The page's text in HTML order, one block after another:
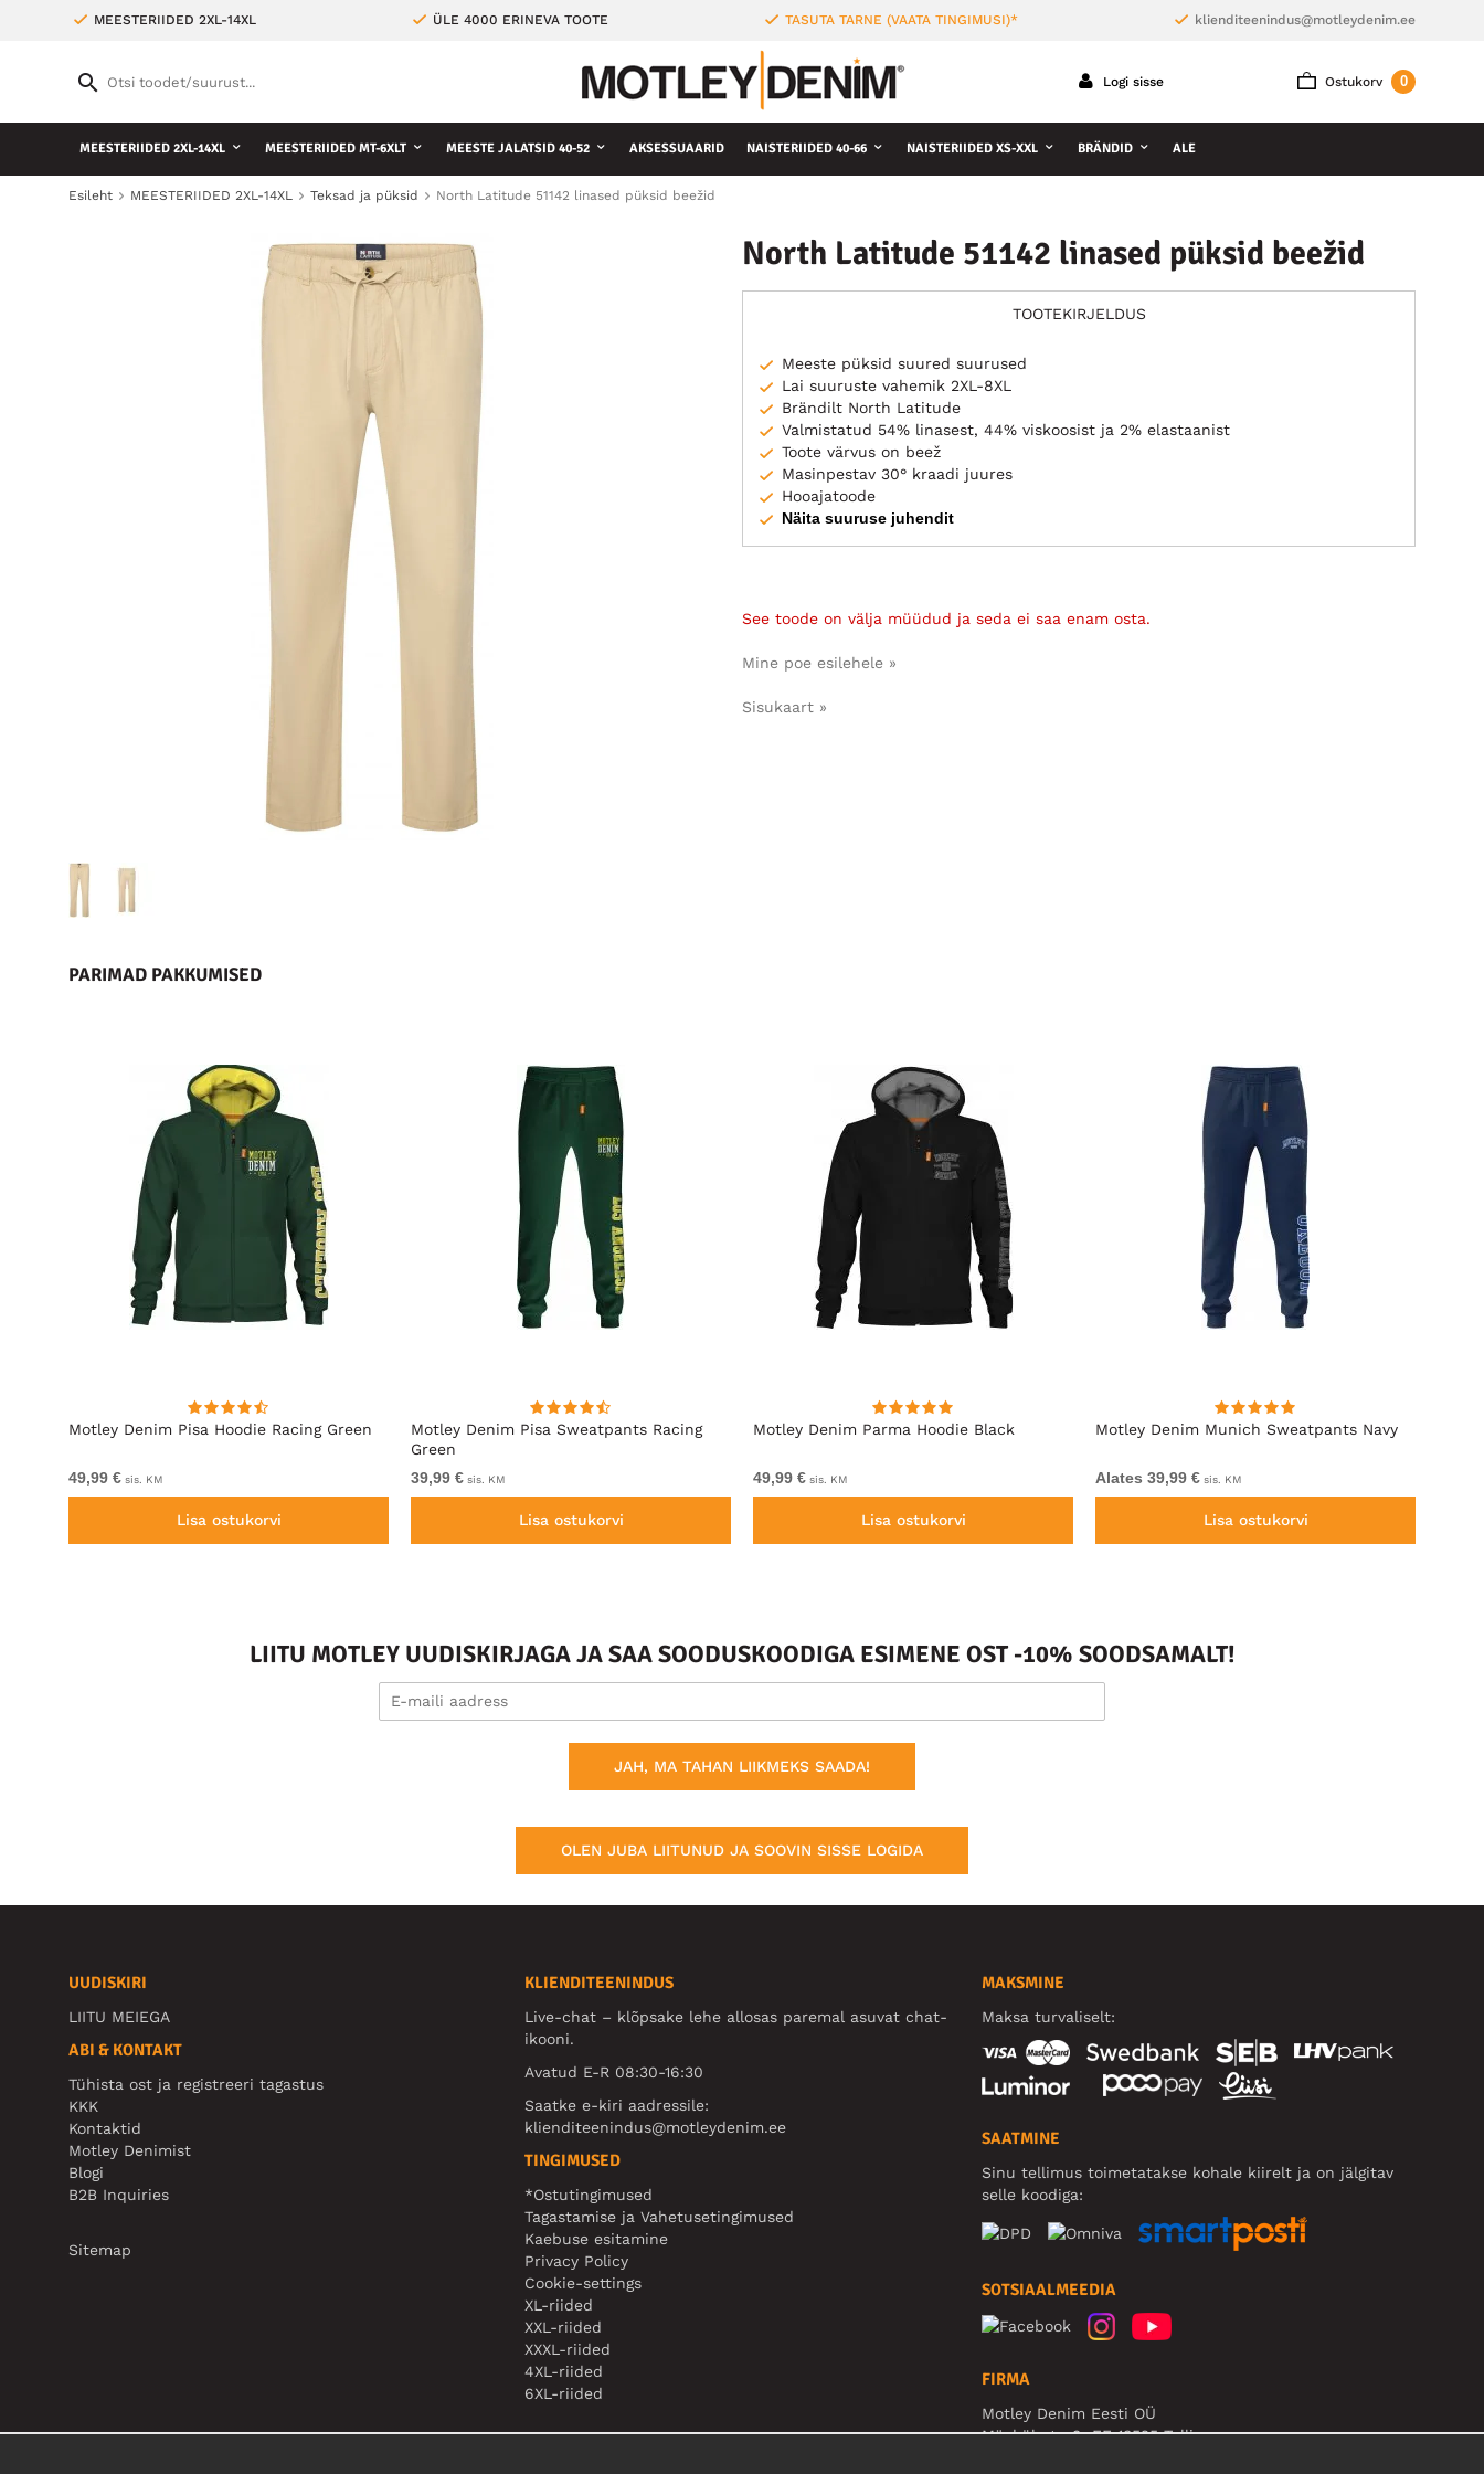
MEESTERIIDED 2XL-14XL ÜLE 4000 ERINEVA TOOTE TASUTA TARNE (VAATA TINGIMUSI)* klienditeenindus@motleydenim.ee
Ostukorv 0
Logi sisse
MEESTERIIDED 2XL-14XL MEESTERIIDED MT-6XLT MEESTE JALATSID 40-52 AKSESSUAARID NAISTERIIDED 40-66 NAISTERIIDED XS-XXL BRÄNDID ALE
Esileht MEESTERIIDED 2XL-14XL Teksad ja püksid North Latitude 51142 linased püksid beežid
North Latitude 51142 linased püksid beežid
TOOTEKIRJELDUS
Meeste püksid suured suurused
Lai suuruste vahemik 2XL-8XL
Brändilt North Latitude
Valmistatud 54% linasest, 44% viskoosist ja 2% elastaanist
Toote värvus on beež
Masinpestav 30° kraadi juures
Hooajatoode
Näita suuruse juhendit
See toode on välja müüdud ja seda ei saa enam osta.
Mine poe esilehele »
Sisukaart »
PARIMAD PAKKUMISED
Motley Denim Pisa Hoodie Racing Green
49,99 € sis. KM
Lisa ostukorvi
Motley Denim Pisa Sweatpants Racing
Green
39,99 € sis. KM
Lisa ostukorvi
Motley Denim Parma Hoodie Black
49,99 € sis. KM
Lisa ostukorvi
Motley Denim Munich Sweatpants Navy
Alates 39,99 € sis. KM
Lisa ostukorvi
LIITU MOTLEY UUDISKIRJAGA JA SAA SOODUSKOODIGA ESIMENE OST -10% SOODSAMALT!
JAH, MA TAHAN LIIKMEKS SAADA!
OLEN JUBA LIITUNUD JA SOOVIN SISSE LOGIDA
UUDISKIRI
LIITU MEIEGA
ABI & KONTAKT
Tühista ost ja registreeri tagastus
KKK
Kontaktid
Motley Denimist
Blogi
B2B Inquiries
Sitemap
KLIENDITEENINDUS
Live-chat – klõpsake lehe allosas paremal asuvat chat-
ikooni.
Avatud E-R 08:30-16:30
Saatke e-kiri aadressile:
klienditeenindus@motleydenim.ee
TINGIMUSED
*Ostutingimused
Tagastamise ja Vahetusetingimused
Kaebuse esitamine
Privacy Policy
Cookie-settings
XL-riided
XXL-riided
XXXL-riided
4XL-riided
6XL-riided
MAKSMINE
Maksa turvaliselt:
SAATMINE
Sinu tellimus toimetatakse kohale kiirelt ja on jälgitav
selle koodiga:
SOTSIAALMEEDIA
FIRMA
Motley Denim Eesti OÜ
Mäeküla tn 9, EE-13525 Tallinn